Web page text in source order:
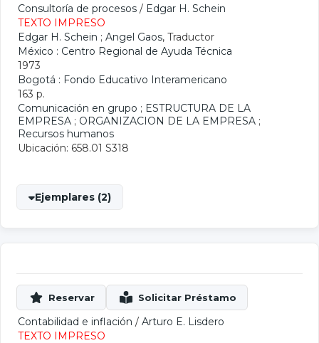
Consultoría de procesos / Edgar H. Schein
TEXTO IMPRESO
Edgar H. Schein ; Angel Gaos, Traductor
México : Centro Regional de Ayuda Técnica
1973
Bogotá : Fondo Educativo Interamericano
163 p.
Comunicación en grupo ; ESTRUCTURA DE LA
EMPRESA ; ORGANIZACION DE LA EMPRESA ;
Recursos humanos
Ubicación: 658.01 S318
Ejemplares (2)
Contabilidad e inflación / Arturo E. Lisdero
TEXTO IMPRESO